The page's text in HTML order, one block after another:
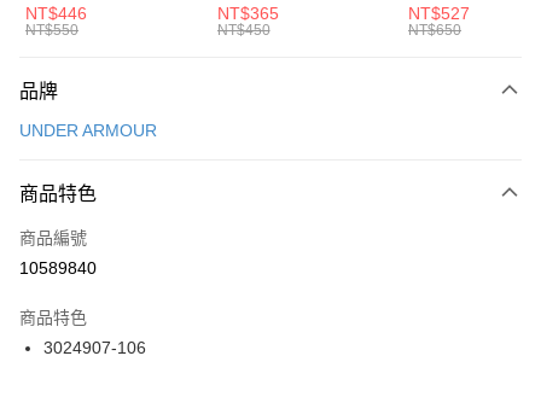
元大商業銀行
台灣樂天信用卡公司
AFTEE先享後付
【關於「AFTEE先享後付」】
便利好安心！
３．安心：先確認商品／服務後，再付款。
【「AFTEE先享後付」結帳流程】
１．於結帳方式選擇「AFTEE先享後付」後，將跳轉至「AFTEE先享後付」
２．訂單成立數日內，您將收到繳費通知簡訊。
３．收到繳費通知簡訊後14天內，點擊此簡訊中的連結，可透過四大超商／
ATM／網路銀行／等多元方式進行付款，方視為交易完成。
運送方式
每筆NT$100，滿NT$1,500(含以上)免運費
宅配
每筆NT$100，滿NT$1,500(含以上)免運費
付款後門市自取
每筆NT$100，滿NT$1,500(含以上)免運費
中統襪 FZ3393100
NT$446
NT$550
EMBRDY 男女 短統襪
FZ3073133
NT$365
NT$450
BA5871010
NT$527
NT$650
品牌
UNDER ARMOUR
商品特色
商品編號
10589840
商品特色
3024907-106